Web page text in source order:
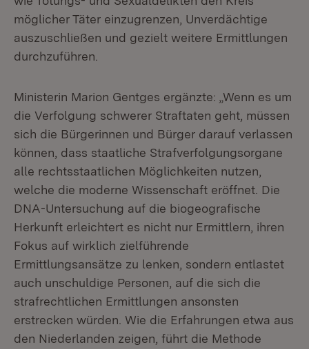
möglicher Täter einzugrenzen, Unverdächtige
auszuschließen und gezielt weitere Ermittlungen
durchzuführen.
Ministerin Marion Gentges ergänzte: „Wenn es um
die Verfolgung schwerer Straftaten geht, müssen
sich die Bürgerinnen und Bürger darauf verlassen
können, dass staatliche Strafverfolgungsorgane
alle rechtsstaatlichen Möglichkeiten nutzen,
welche die moderne Wissenschaft eröffnet. Die
DNA-Untersuchung auf die biogeografische
Herkunft erleichtert es nicht nur Ermittlern, ihren
Fokus auf wirklich zielführende
Ermittlungsansätze zu lenken, sondern entlastet
auch unschuldige Personen, auf die sich die
strafrechtlichen Ermittlungen ansonsten
erstrecken würden. Wie die Erfahrungen etwa aus
den Niederlanden zeigen, führt die Methode